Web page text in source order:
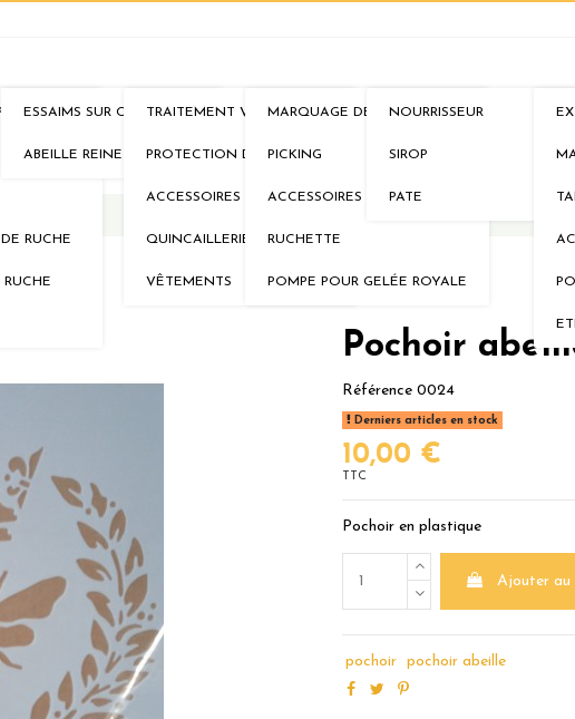
RUCHE
ESSAIMS
ESSAIMS SUR CADRES
ABEILLE REINE
AU RUCHER
TRAITEMENT VARROA
PROTECTION DE LA RUCHE
ACCESSOIRES
QUINCAILLERIE
VÊTEMENTS
ELEVAGE
MARQUAGE DE REINE
PICKING
ACCESSOIRES
RUCHETTE
POMPE POUR GELÉE ROYALE
NOURRISSEMENTS
NOURRISSEUR
SIROP
PATE
cm
Pochoir
Référence 0024
Derniers articles en stock
10,00 €
TTC
Pochoir en plastique
Ajouter au
pochoir pochoir abeille